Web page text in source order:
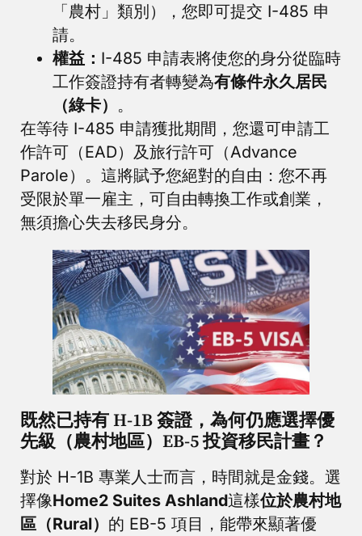
「農村」類別），您即可提交 I-485 申
請。
權益： I-485 申請表將使您的身分從臨時
工作簽證持有者轉變為有條件永久居民
（綠卡） 。
在等待 I-485 申請獲批期間，您還可申請工
作許可（EAD）及旅行許可（Advance
Parole）。這將賦予您絕對的自由：您不再
受限於單一雇主，可自由轉換工作或創業，
無須擔心失去移民身分。
既然已持有 H-1B 簽證，為何仍應選擇優
先級（農村地區）EB-5 投資移民計畫？
對於 H-1B 專業人士而言，時間就是金錢。選
擇像Home2 Suites Ashland這樣位於農村地
區（Rural） 的 EB-5 項目，能帶來顯著優